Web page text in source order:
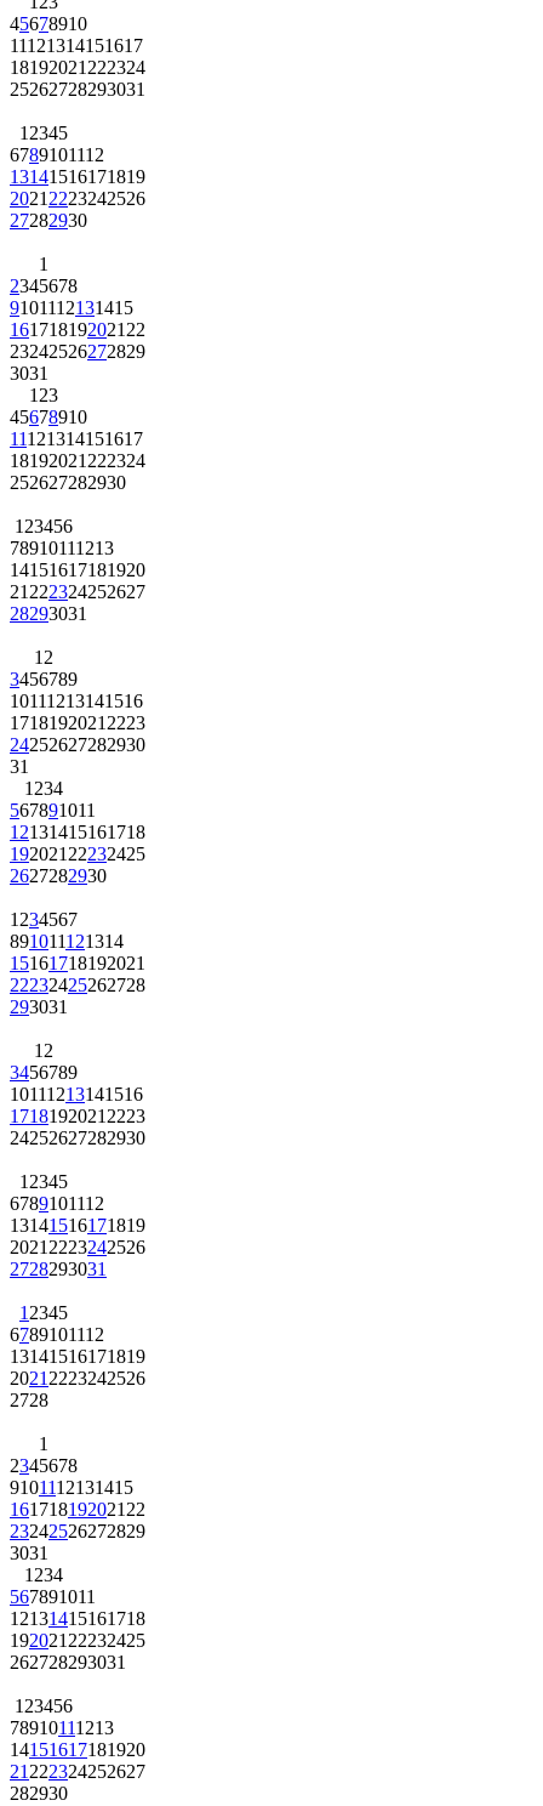
45678910
11121314151617
18192021 222324
25262728293031
1 2345
6789101112
13141516171819
2021 2223242526
27282930
1
2345678
9101112131415
161718192021 22
23242526272829
3031
1 23
45678910
11121314151617
18192021 222324
252627282930
1 23456
78910111213
14151617181920
21 222324252627
28293031
1 2
3456789
10111213141516
1718192021 2223
24252627282930
31
1 234
567891011
12131415161718
192021 22232425
2627282930
1 234567
891011121314
15161718192021
22232425262728
293031
1 2
3456789
10111213141516
1718192021 2223
24252627282930
1 2345
6789101112
13141516171819
2021 2223242526
2728293031
1 2345
6789101112
13141516171819
2021 2223242526
2728
1
2345678
9101112131415
161718192021 22
23242526272829
3031
1 234
567891011
12131415161718
192021 22232425
262728293031
1 23456
78910111213
14151617181920
21 222324252627
282930